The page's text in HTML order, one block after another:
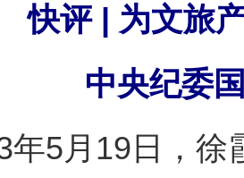
快评 | 为文旅
中央纪委
月19日，徐